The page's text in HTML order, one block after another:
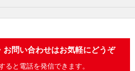
お問い合わせはお気軽にどうぞ
ると電話を発信できます。